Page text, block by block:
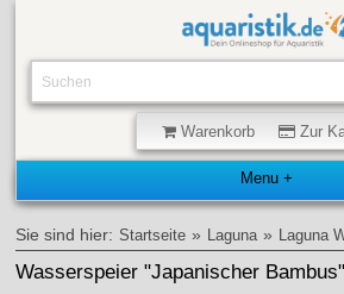
Warenkorb Zur
Sie sind hier: Startseite » Laguna » Laguna
Wasserspeier "Japanischer Bambus"